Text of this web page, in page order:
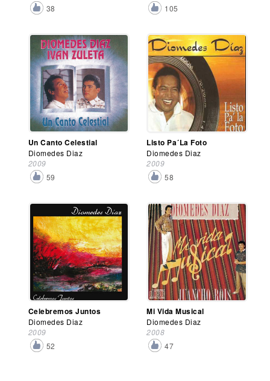
38
105
Un Canto Celestial
Diomedes Diaz
2009
59
Listo Pa´La Foto
Diomedes Diaz
2009
58
Celebremos Juntos
Diomedes Diaz
2009
52
Mi Vida Musical
Diomedes Diaz
2008
47